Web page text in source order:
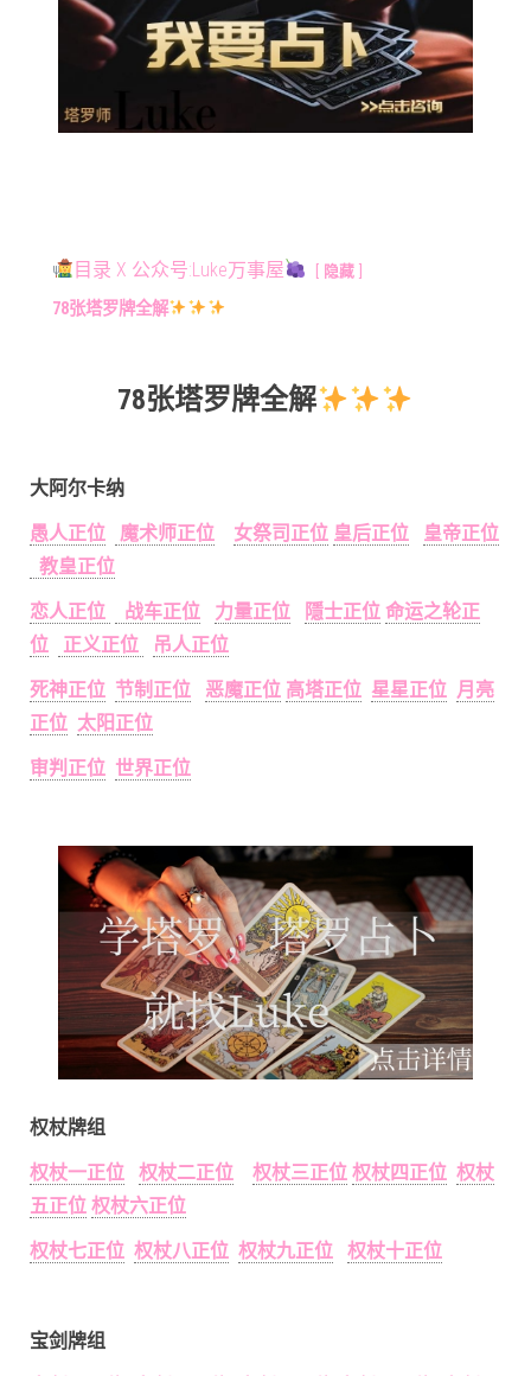
目录 X 公众号:Luke万事屋 隐藏
78张塔罗牌全解
78张塔罗牌全解
大阿尔卡纳
愚人正位
魔术师正位 女祭司正位 皇后正位
皇帝正位
教皇正位
恋人正位
战车正位 力量正位 隱士正位 命运之轮正
位
正义正位
吊人正位
死神正位 节制正位 恶魔正位 高塔正位 星星正位 月亮
正位 太阳正位
审判正位 世界正位
权杖牌组
权杖一正位
权杖二正位 权杖三正位 权杖四正位 权杖
五正位 权杖六正位
权杖七正位 权杖八正位 权杖九正位 权杖十正位
宝剑牌组